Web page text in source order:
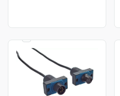
OASE